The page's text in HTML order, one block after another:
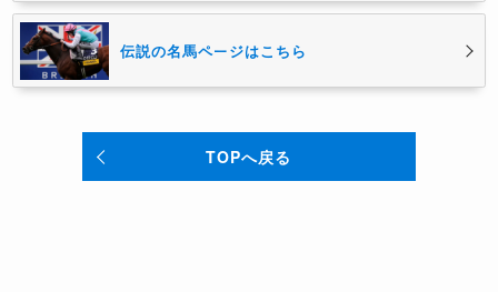
伝説の名馬ページはこちら
TOPへ戻る